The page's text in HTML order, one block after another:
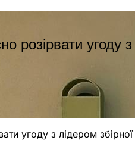
угоду з
угоду з лідером збірної